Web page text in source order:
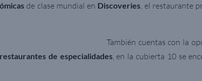
de clase mundial en Discoveries, el restaurante
También cuentas con la
restaurantes de especialidades, en la cubierta 10 se